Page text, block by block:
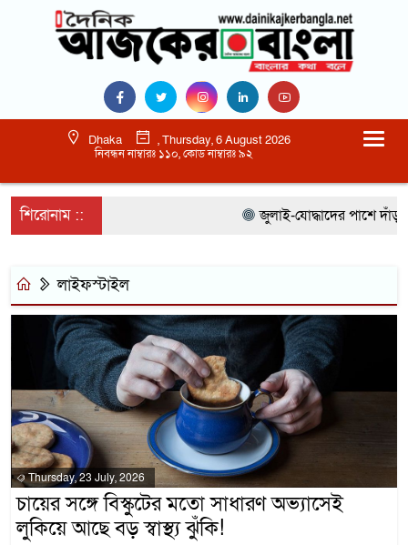
Dhaka
, Thursday, 6 August 2026
নিবন্ধন নাম্বারঃ ১১০, কোড নাম্বারঃ ৯২
শিরোনাম :: জুলাই-যোদ্ধাদের পাশে
লাইফস্টাইল
Thursday, 23 July, 2026
চায়ের সঙ্গে বিস্কুটের মতো সাধারণ অভ্যাসেই
লুকিয়ে আছে বড় স্বাস্থ্য ঝুঁকি!